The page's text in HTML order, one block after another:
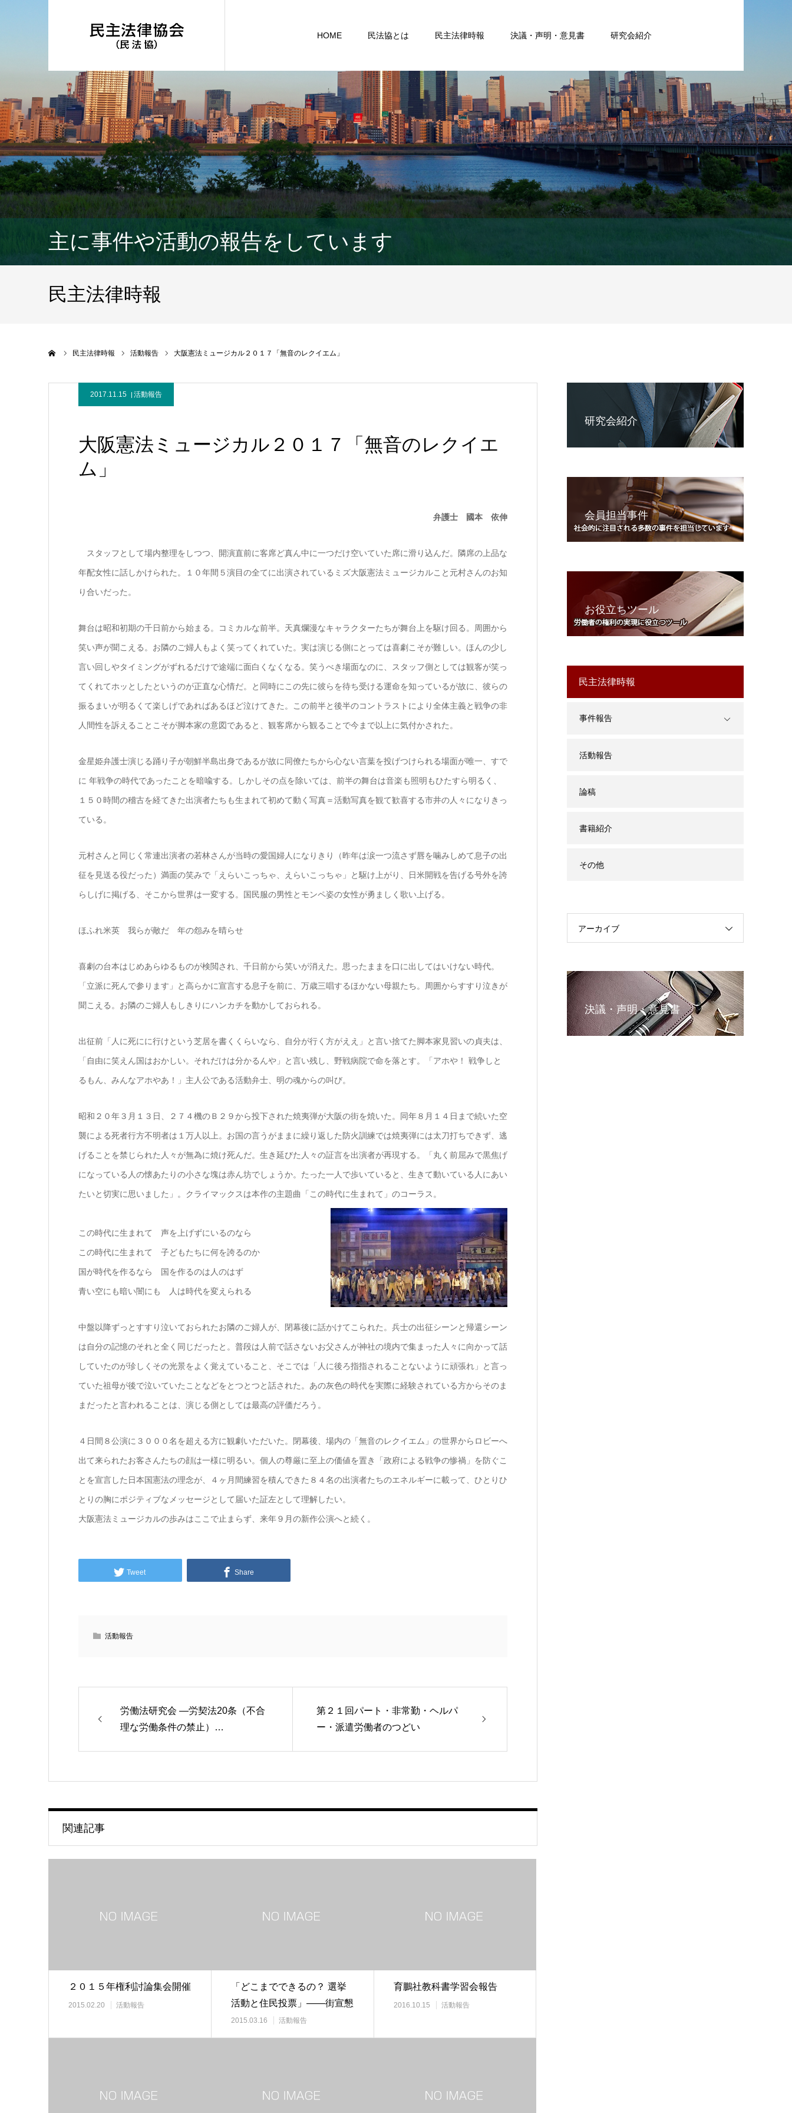
HOME 民法協とは 民主法律時報 決議・声明・意見書 研究会紹介
主に事件や活動の報告をしています
民主法律時報
民主法律時報 活動報告 大阪憲法ミュージカル２０１７「無音のレクイエム」
2017.11.15 活動報告
大阪憲法ミュージカル２０１７「無音のレクイエ
ム」
弁護士 國本 依伸
スタッフとして場内整理をしつつ、開演直前に客席ど真ん中に一つだけ空いていた席に滑り込んだ。隣席の上品な
年配女性に話しかけられた。１０年間５演目の全てに出演されているミズ大阪憲法ミュージカルこと元村さんのお知
り合いだった。
舞台は昭和初期の千日前から始まる。コミカルな前半。天真爛漫なキャラクターたちが舞台上を駆け回る。周囲から
笑い声が聞こえる。お隣のご婦人もよく笑ってくれていた。実は演じる側にとっては喜劇こそが難しい。ほんの少し
言い回しやタイミングがずれるだけで途端に面白くなくなる。笑うべき場面なのに、スタッフ側としては観客が笑っ
てくれてホッとしたというのが正直な心情だ。と同時にこの先に彼らを待ち受ける運命を知っているが故に、彼らの
振るまいが明るくて楽しげであればあるほど泣けてきた。この前半と後半のコントラストにより全体主義と戦争の非
人間性を訴えることこそが脚本家の意図であると、観客席から観ることで今まで以上に気付かされた。
金星姫弁護士演じる踊り子が朝鮮半島出身であるが故に同僚たちから心ない言葉を投げつけられる場面が唯一、すで
に 年戦争の時代であったことを暗喩する。しかしその点を除いては、前半の舞台は音楽も照明もひたすら明るく、
１５０時間の稽古を経てきた出演者たちも生まれて初めて動く写真＝活動写真を観て歓喜する市井の人々になりきっ
ている。
元村さんと同じく常連出演者の若林さんが当時の愛国婦人になりきり（昨年は涙一つ流さず唇を噛みしめて息子の出
征を見送る役だった）満面の笑みで「えらいこっちゃ、えらいこっちゃ」と駆け上がり、日米開戦を告げる号外を誇
らしげに掲げる、そこから世界は一変する。国民服の男性とモンペ姿の女性が勇ましく歌い上げる。
ほふれ米英 我らが敵だ 年の怨みを晴らせ
喜劇の台本はじめあらゆるものが検閲され、千日前から笑いが消えた。思ったままを口に出してはいけない時代。
「立派に死んで参ります」と高らかに宣言する息子を前に、万歳三唱するほかない母親たち。周囲からすすり泣きが
聞こえる。お隣のご婦人もしきりにハンカチを動かしておられる。
出征前「人に死にに行けという芝居を書くくらいなら、自分が行く方がええ」と言い捨てた脚本家見習いの貞夫は、
「自由に笑えん国はおかしい。それだけは分かるんや」と言い残し、野戦病院で命を落とす。「アホや！ 戦争しと
るもん、みんなアホやあ！」主人公である活動弁士、明の魂からの叫び。
昭和２０年３月１３日、２７４機のＢ２９から投下された焼夷弾が大阪の街を焼いた。同年８月１４日まで続いた空
襲による死者行方不明者は１万人以上。お国の言うがままに繰り返した防火訓練では焼夷弾には太刀打ちできず、逃
げることを禁じられた人々が無為に焼け死んだ。生き延びた人々の証言を出演者が再現する。「丸く前屈みで黒焦げ
になっている人の懐あたりの小さな塊は赤ん坊でしょうか。たった一人で歩いていると、生きて動いている人にあい
たいと切実に思いました」。クライマックスは本作の主題曲「この時代に生まれて」のコーラス。
この時代に生まれて 声を上げずにいるのなら
この時代に生まれて 子どもたちに何を誇るのか
国が時代を作るなら 国を作るのは人のはず
青い空にも暗い闇にも 人は時代を変えられる
中盤以降ずっとすすり泣いておられたお隣のご婦人が、閉幕後に話かけてこられた。兵士の出征シーンと帰還シーン
は自分の記憶のそれと全く同じだったと。普段は人前で話さないお父さんが神社の境内で集まった人々に向かって話
していたのが珍しくその光景をよく覚えていること、そこでは「人に後ろ指指されることないように頑張れ」と言っ
ていた祖母が後で泣いていたことなどをとつとつと話された。あの灰色の時代を実際に経験されている方からそのま
まだったと言われることは、演じる側としては最高の評価だろう。
４日間８公演に３０００名を超える方に観劇いただいた。閉幕後、場内の「無音のレクイエム」の世界からロビーへ
出て来られたお客さんたちの顔は一様に明るい。個人の尊厳に至上の価値を置き「政府による戦争の惨禍」を防ぐこ
とを宣言した日本国憲法の理念が、４ヶ月間練習を積んできた８４名の出演者たちのエネルギーに載って、ひとりひ
とりの胸にポジティブなメッセージとして届いた証左として理解したい。
大阪憲法ミュージカルの歩みはここで止まらず、来年９月の新作公演へと続く。
Tweet Share
活動報告
労働法研究会 ―労契法20条（不合
理な労働条件の禁止）…
第２１回パート・非常勤・ヘルパ
ー・派遣労働者のつどい
関連記事
２０１５年権利討論集会開催
2015.02.20 活動報告
「どこまでできるの？ 選挙
活動と住民投票」――街宣懇
学習交流会のご報…
2015.03.16 活動報告
育鵬社教科書学習会報告
2016.10.15 活動報告
研究会紹介
会員担当事件
お役立ちツール
民主法律時報
事件報告
活動報告
論稿
書籍紹介
その他
アーカイブ
決議・声明・意見書